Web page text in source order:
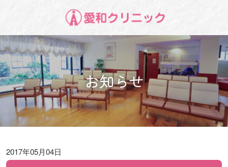
お知らせ
2017年05月04日